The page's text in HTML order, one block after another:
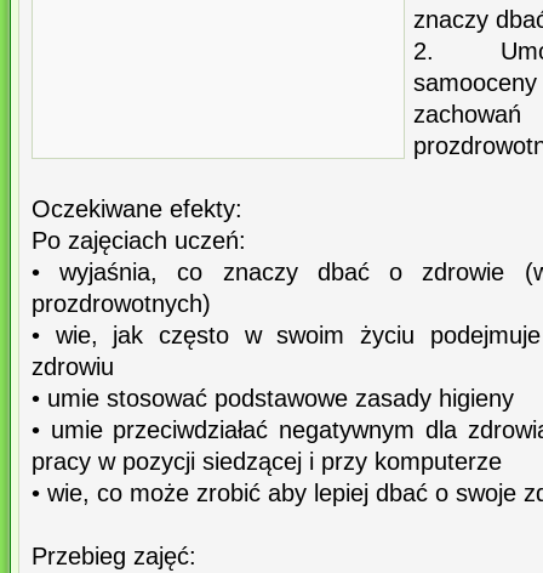
znaczy
2.
samooceny
Oczekiwane efekty:
Po zajęciach uczeń:
• wyjaśnia, co znaczy dbać o zdrowie
prozdrowotnych)
• wie, jak często w swoim życiu podejmuje
zdrowiu
• umie stosować podstawowe zasady higieny
• umie przeciwdziałać negatywnym dla
pracy w pozycji siedzącej i przy komputerze
• wie, co może zrobić aby lepiej dbać o swoje
Przebieg zajęć: